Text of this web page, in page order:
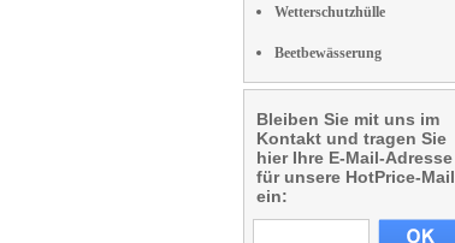
Wetterschutzhülle
Beetbewässerung
Bleiben Sie mit uns im
Kontakt und tragen Sie
hier Ihre E-Mail-Adresse
für unsere HotPrice-Mail
ein: